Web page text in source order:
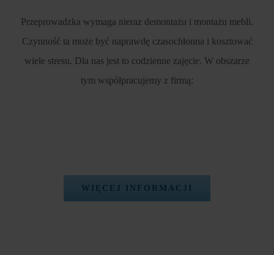
Przeprowadzka wymaga nieraz demontażu i montażu mebli.
Czynność ta może być naprawdę czasochłonna i kosztować
wiele stresu. Dla nas jest to codzienne zajęcie. W obszarze
tym współpracujemy z firmą:
WIĘCEJ INFORMACJI